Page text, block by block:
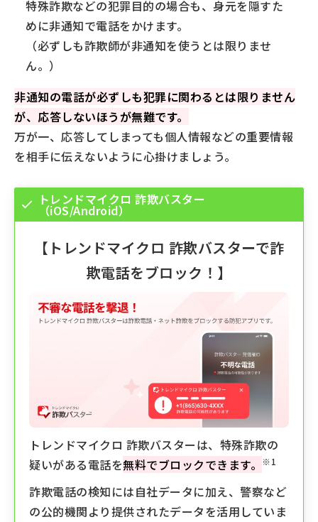
特殊詐欺などの犯罪目的の場合も、身元を隠すた
めに非通知で電話をかけます。
（必ずしも詐欺師が非通知を使うとは限りませ
ん。）
非通知の電話が必ずしも犯罪に関わるとは限りません
が、応答しないほうが無難です。
万が一、応答してしまっても個人情報などの重要情報
を相手に伝えないように心掛けましょう。
トレンドマイクロ 詐欺バスター
（iOS/Android）
【 トレンドマイクロ 詐欺バスターで詐
欺電話をブロック！】
トレンドマイクロ 詐欺バスターは、特殊詐欺の
疑いがある電話を無料でブロックできます。 ※1
詐欺電話の検知には自社データに加え、警察など
の公的機関より提供されたデータを活用していま